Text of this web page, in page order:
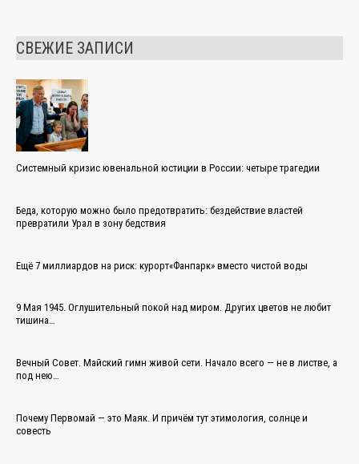
СВЕЖИЕ ЗАПИСИ
Системный кризис ювенальной юстиции в России: четыре трагедии
Беда, которую можно было предотвратить: бездействие властей
превратили Урал в зону бедствия
Ещё 7 миллиардов на риск: курорт«Фанпарк» вместо чистой воды
9 Мая 1945. Оглушительный покой над миром. Других цветов не любит
тишина…
Вечный Совет. Майский гимн живой сети. Начало всего — не в листве, а
под нею…
Почему Первомай — это Маяк. И причём тут этимология, солнце и
совесть